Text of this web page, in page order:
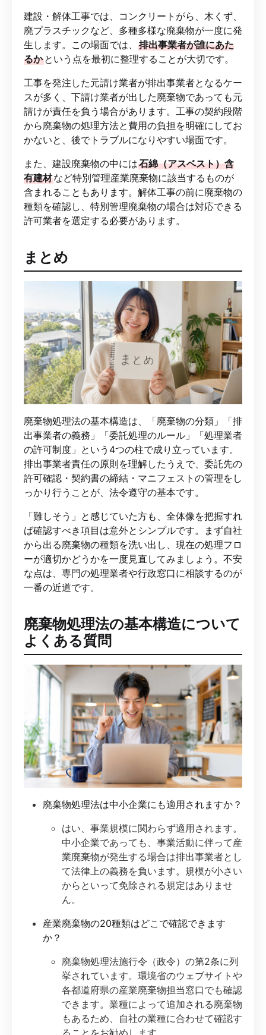
建設・解体工事では、コンクリートがら、木くず、
廃プラスチックなど、多種多様な廃棄物が一度に発
生します。この場面では、 排出事業者が誰にあた
るか という点を最初に整理することが大切です。
工事を発注した元請け業者が排出事業者となるケー
スが多く、下請け業者が出した廃棄物であっても元
請けが責任を負う場合があります。工事の契約段階
から廃棄物の処理方法と費用の負担を明確にしてお
かないと、後でトラブルになりやすい場面です。
また、建設廃棄物の中には石綿（アスベスト）含
有建材など特別管理産業廃棄物に該当するものが
含まれることもあります。解体工事の前に廃棄物の
種類を確認し、特別管理廃棄物の場合は対応できる
許可業者を選定する必要があります。
まとめ
廃棄物処理法の基本構造は、「廃棄物の分類」「排
出事業者の義務」「委託処理のルール」「処理業者
の許可制度」という4つの柱で成り立っています。
排出事業者責任の原則を理解したうえで、委託先の
許可確認・契約書の締結・マニフェストの管理をし
っかり行うことが、法令遵守の基本です。
「難しそう」と感じていた方も、全体像を把握すれ
ば確認すべき項目は意外とシンプルです。まず自社
から出る廃棄物の種類を洗い出し、現在の処理フロ
ーが適切かどうかを一度見直してみましょう。不安
な点は、専門の処理業者や行政窓口に相談するのが
一番の近道です。
廃棄物処理法の基本構造について
よくある質問
廃棄物処理法は中小企業にも適用されますか？
はい、事業規模に関わらず適用されます。
中小企業であっても、事業活動に伴って産
業廃棄物が発生する場合は排出事業者とし
て法律上の義務を負います。規模が小さい
からといって免除される規定はありませ
ん。
産業廃棄物の20種類はどこで確認できます
か？
廃棄物処理法施行令（政令）の第2条に列
挙されています。環境省のウェブサイトや
各都道府県の産業廃棄物担当窓口でも確認
できます。業種によって追加される廃棄物
もあるため、自社の業種に合わせて確認す
ることをお勧めします。